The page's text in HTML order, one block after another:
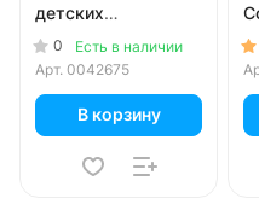
детских
принадлежностей
Mama Ultimate
1.3 литра
0
Есть в наличии
Арт. 0042675
В корзину